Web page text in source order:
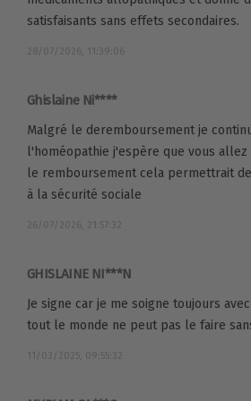
satisfaisants sans effets secondaires.
28/07/2026, 11:39:06
Ghislaine Ni****
Malgré le deremboursement je
l'homéopathie j'espère que vous
le remboursement cela permettrait
à la sécurité sociale
26/07/2026, 21:57:32
GHISLAINE NI***N
Je signe car je me soigne toujours
tout le monde ne peut pas le faire
11/03/2025, 09:55:32